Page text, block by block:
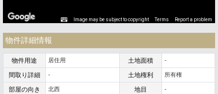
Image may be subject to copyright Terms Report a problem
物件詳細情報
物件用途 居住用 土地面積 -
間取り詳細 - 土地権利 所有権
部屋の向き 北西 地目 -